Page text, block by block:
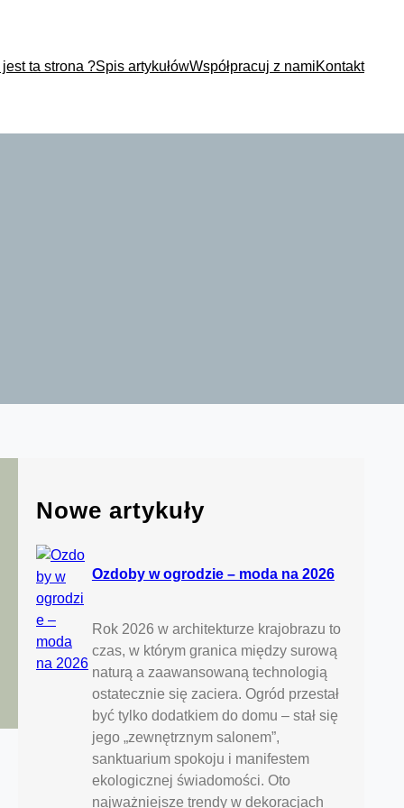
ta strona ?Spis artykułówWspółpracuj z namiKontakt
Nowe artykuły
Ozdoby w ogrodzie – moda na 2026
Rok 2026 w architekturze krajobrazu to
czas, w którym granica między surową
naturą a zaawansowaną technologią
ostatecznie się zaciera. Ogród przestał
być tylko dodatkiem do domu – stał się
jego „zewnętrznym salonem”,
sanktuarium spokoju i manifestem
ekologicznej świadomości. Oto
najważniejsze trendy w dekoracjach